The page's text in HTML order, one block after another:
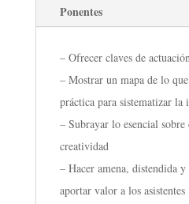
Ponentes
– Ofrecer claves de
– Mostrar un mapa de lo
práctica para sistematizar la
– Subrayar lo esencial
creatividad
– Hacer amena, distendida
aportar valor a los asistentes